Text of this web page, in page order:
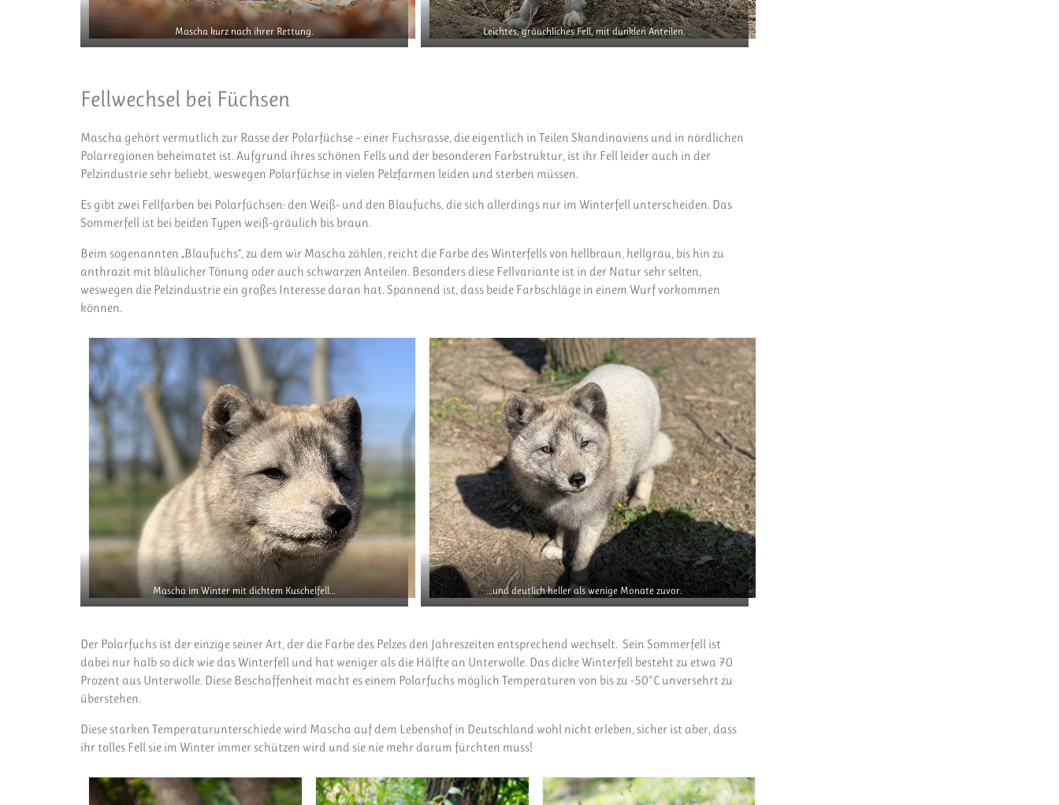
Mascha kurz nach ihrer Rettung. Leichtes, gräuchliches Fell, mit dunklen Anteilen.
Fellwechsel bei Füchsen
Mascha gehört vermutlich zur Rasse der Polarfüchse – einer Fuchsrasse, die eigentlich in Teilen Skandinaviens und in nördlichen
Polarregionen beheimatet ist. Aufgrund ihres schönen Fells und der besonderen Farbstruktur, ist ihr Fell leider auch in der
Pelzindustrie sehr beliebt, weswegen Polarfüchse in vielen Pelzfarmen leiden und sterben müssen.
Es gibt zwei Fellfarben bei Polarfüchsen: den Weiß- und den Blaufuchs, die sich allerdings nur im Winterfell unterscheiden. Das
Sommerfell ist bei beiden Typen weiß-gräulich bis braun.
Beim sogenannten „Blaufuchs“, zu dem wir Mascha zählen, reicht die Farbe des Winterfells von hellbraun, hellgrau, bis hin zu
anthrazit mit bläulicher Tönung oder auch schwarzen Anteilen. Besonders diese Fellvariante ist in der Natur sehr selten,
weswegen die Pelzindustrie ein großes Interesse daran hat. Spannend ist, dass beide Farbschläge in einem Wurf vorkommen
können.
Mascha im Winter mit dichtem Kuschelfell… …und deutlich heller als wenige Monate zuvor.
Der Polarfuchs ist der einzige seiner Art, der die Farbe des Pelzes den Jahreszeiten entsprechend wechselt. Sein Sommerfell ist
dabei nur halb so dick wie das Winterfell und hat weniger als die Hälfte an Unterwolle. Das dicke Winterfell besteht zu etwa 70
Prozent aus Unterwolle. Diese Beschaffenheit macht es einem Polarfuchs möglich Temperaturen von bis zu -50°C unversehrt zu
überstehen.
Diese starken Temperaturunterschiede wird Mascha auf dem Lebenshof in Deutschland wohl nicht erleben, sicher ist aber, dass
ihr tolles Fell sie im Winter immer schützen wird und sie nie mehr darum fürchten muss!